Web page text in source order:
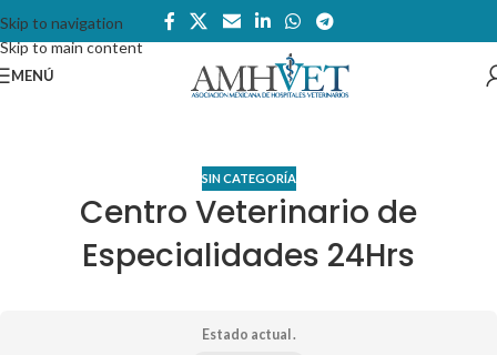
Skip to navigation
Skip to main content
MENÚ
SIN CATEGORÍA
Centro Veterinario de
Especialidades 24Hrs
Estado actual .